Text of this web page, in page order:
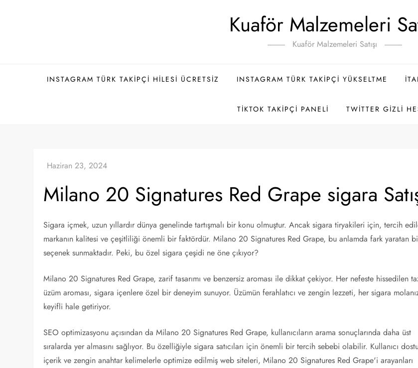
Kuaför Malzemeleri
Kuaför Malzemeleri Satışı
INSTAGRAM TÜRK TAKIPÇI HILESI ÜCRETSIZ INSTAGRAM TÜRK TAKIPÇI YÜKSELTME
TIKTOK TAKIPÇI PANELI TWITTER GIZLI
Milano 20 Signatures Red Grape sigara
Sigara içmek, uzun yıllardır dünya genelinde tartışmalı bir konu olmuştur. Ancak sigara tiryakileri için, tercih
markanın kalitesi ve çeşitliliği önemli bir faktördür. Milano 20 Signatures Red Grape, bu anlamda fark yaratan
seçenek sunmaktadır. Peki, bu özel sigara çeşidi ne öne çıkıyor?
Milano 20 Signatures Red Grape, zarif tasarımı ve benzersiz aroması ile dikkat çekiyor. Her nefeste hissedilen
üzüm aroması, sigara içenlere özel bir deneyim sunuyor. Üzümün ferahlatıcı ve zengin lezzeti, her sigara
keyifli hale getiriyor.
SEO optimizasyonu açısından da Milano 20 Signatures Red Grape, kullanıcıların arama sonuçlarında daha üst
sıralarda yer almasını sağlıyor. Bu özelliğiyle sigara satıcıları için önemli bir tercih sebebi olabilir. Kullanıcı
içerik ve zengin anahtar kelimelerle optimize edilmiş web siteleri, Milano 20 Signatures Red Grape'i arayanları